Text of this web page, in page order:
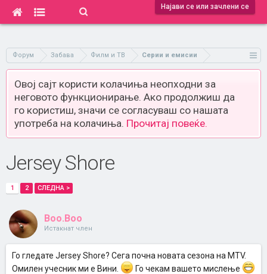
Најави се или зачлени се
Форум Забава Филм и ТВ Серии и емисии
Овој сајт користи колачиња неопходни за
неговото функционирање. Ако продолжиш да
го користиш, значи се согласуваш со нашата
употреба на колачиња. Прочитај повеќе.
Jersey Shore
1 2 СЛЕДНА >
Boo.Boo
Истакнат член
Го гледате Jersey Shore? Сега почна новата сезона на MTV.
Омилен учесник ми е Вини.
Го чекам вашето мислење